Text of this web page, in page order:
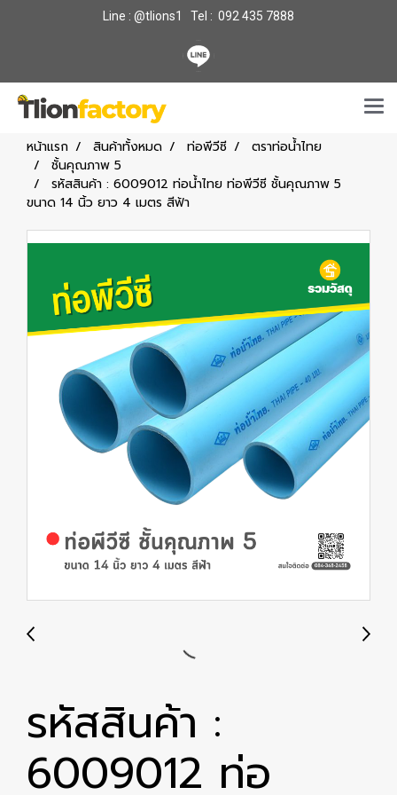
Line : @tlions1 Tel : 092 435 7888
หน้าแรก สินค้าทั้งหมด ท่อพีวีซี
ตราท่อน้ำไทย
ชั้นคุณภาพ 5
รหัสสินค้า : 6009012 ท่อน้ำไทย ท่อพีวีซี ชั้นคุณภาพ 5
ขนาด 14 นิ้ว ยาว 4 เมตร สีฟ้า
รหัสสินค้า :
6009012 ท่อ